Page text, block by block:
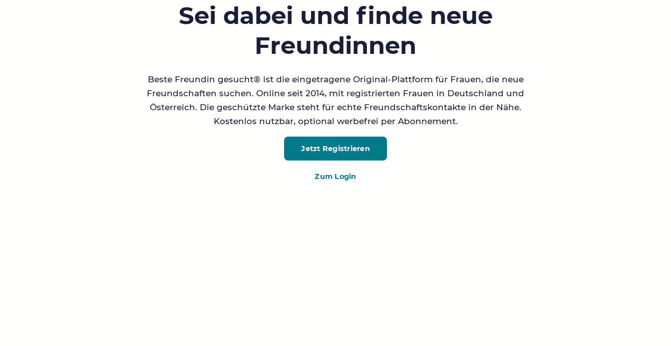
Sei dabei und finde neue
Freundinnen
Beste Freundin gesucht® ist die eingetragene Original-Plattform für Frauen, die neue
Freundschaften suchen. Online seit 2014, mit registrierten Frauen in Deutschland und
Österreich. Die geschützte Marke steht für echte Freundschaftskontakte in der Nähe.
Kostenlos nutzbar, optional werbefrei per Abonnement.
Jetzt Registrieren
Zum Login